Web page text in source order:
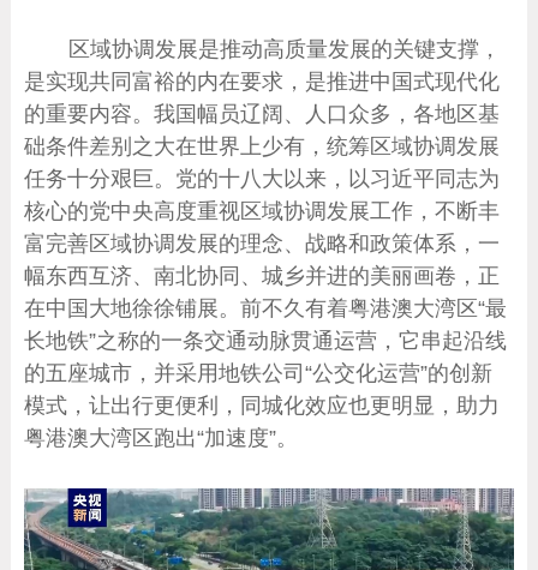
区域协调发展是推动高质量发展的关键支撑，
是实现共同富裕的内在要求，是推进中国式现代化
的重要内容。我国幅员辽阔、人口众多，各地区基
础条件差别之大在世界上少有，统筹区域协调发展
任务十分艰巨。党的十八大以来，以习近平同志为
核心的党中央高度重视区域协调发展工作，不断丰
富完善区域协调发展的理念、战略和政策体系，一
幅东西互济、南北协同、城乡并进的美丽画卷，正
在中国大地徐徐铺展。前不久有着粤港澳大湾区“最
长地铁”之称的一条交通动脉贯通运营，它串起沿线
的五座城市，并采用地铁公司“公交化运营”的创新
模式，让出行更便利，同城化效应也更明显，助力
粤港澳大湾区跑出“加速度”。